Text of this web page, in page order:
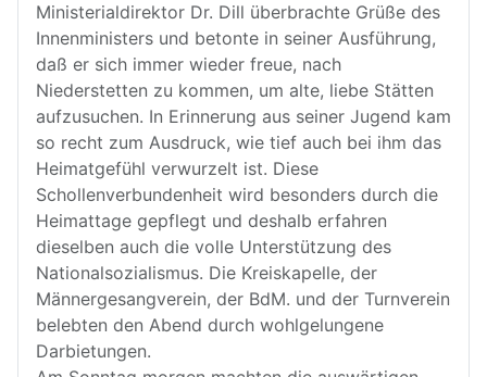
Ministerialdirektor Dr. Dill überbrachte Grüße des
Innenministers und betonte in seiner Ausführung,
daß er sich immer wieder freue, nach
Niederstetten zu kommen, um alte, liebe Stätten
aufzusuchen. In Erinnerung aus seiner Jugend kam
so recht zum Ausdruck, wie tief auch bei ihm das
Heimatgefühl verwurzelt ist. Diese
Schollenverbundenheit wird besonders durch die
Heimattage gepflegt und deshalb erfahren
dieselben auch die volle Unterstützung des
Nationalsozialismus. Die Kreiskapelle, der
Männergesangverein, der BdM. und der Turnverein
belebten den Abend durch wohlgelungene
Darbietungen.